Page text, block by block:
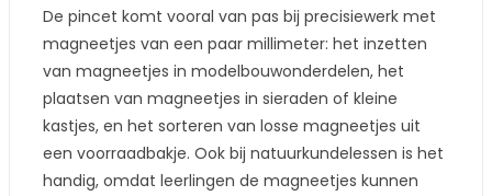
De pincet komt vooral van pas bij precisiewerk met
magneetjes van een paar millimeter: het inzetten
van magneetjes in modelbouwonderdelen, het
plaatsen van magneetjes in sieraden of kleine
kastjes, en het sorteren van losse magneetjes uit
een voorraadbakje. Ook bij natuurkundelessen is het
handig, omdat leerlingen de magneetjes kunnen